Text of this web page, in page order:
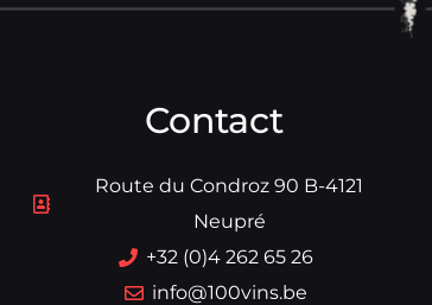
Contact
Route du Condroz 90 B-4121
Neupré
+32 (0)4 262 65 26
info@100vins.be